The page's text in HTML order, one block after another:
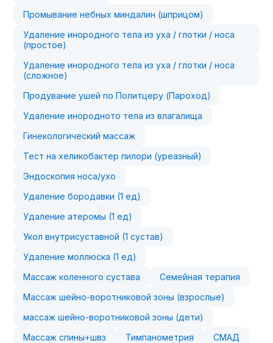
Промывание небных миндалин (шприцом)
Удаление инородного тела из уха / глотки / носа
(простое)
Удаление инородного тела из уха / глотки / носа
(сложное)
Продувание ушей по Политцеру (Пароход)
Удаление инородното тела из влагалища
Гинекологический массаж
Тест на хеликобактер пилори (уреазный)
Эндоскопия носа/ухо
Удаление бородавки (1 ед)
Удаление атеромы (1 ед)
Укол внутрисуставной (1 сустав)
Удаление моллюска (1 ед)
Массаж коленного сустава
Семейная терапия
Массаж шейно-воротниковой зоны (взрослые)
массаж шейно-воротниковой зоны (дети)
Массаж спины+швз
Тимпанометрия
СМАД